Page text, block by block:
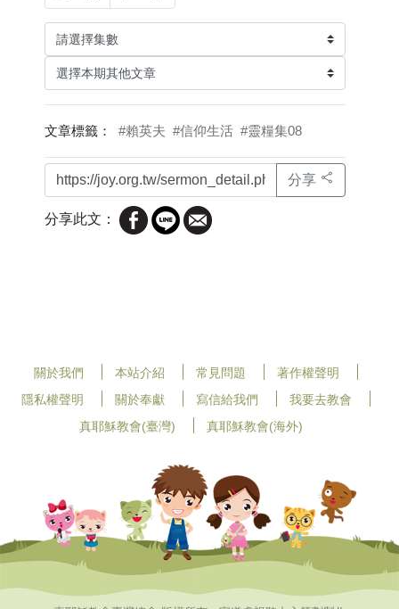
文章標籤： #賴英夫 #信仰生活 #靈糧集08
分享
分享此文：
關於我們 本站介紹 常見問題
著作權聲明
隱私權聲明
關於奉獻 寫信給我們
我要去教會
真耶穌教會(臺灣)
真耶穌教會(海外)